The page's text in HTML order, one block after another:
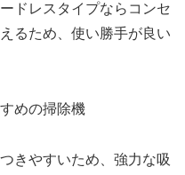
ドレスタイプならコンセ
るため、使い勝手が良い
めの掃除機
きやすいため、強力な吸